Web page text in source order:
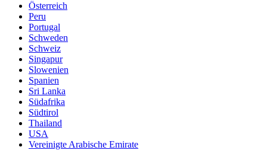
Österreich
Peru
Portugal
Schweden
Schweiz
Singapur
Slowenien
Spanien
Sri Lanka
Südafrika
Südtirol
Thailand
USA
Vereinigte Arabische Emirate